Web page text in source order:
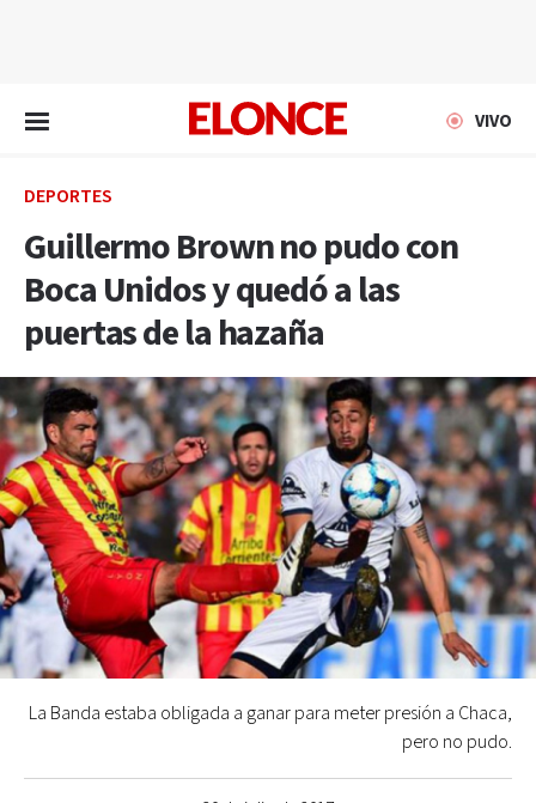
VIVO
DEPORTES
Guillermo Brown no pudo con
Boca Unidos y quedó a las
puertas de la hazaña
La Banda estaba obligada a ganar para meter presión a Chaca,
pero no pudo.